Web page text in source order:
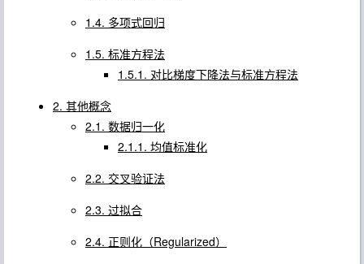
1.4. 多项式回归
1.5. 标准方程法
1.5.1. 对比梯度下降法与标准方程法
2. 其他概念
2.1. 数据归一化
2.1.1. 均值标准化
2.2. 交叉验证法
2.3. 过拟合
2.4. 正则化（Regularized）